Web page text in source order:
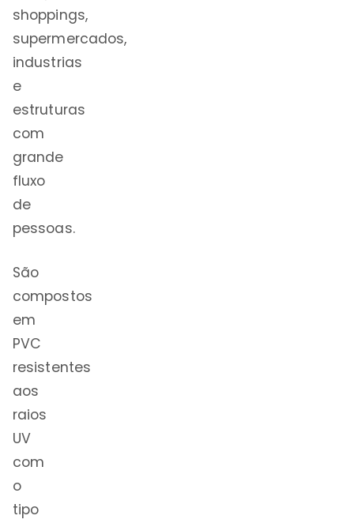
shoppings,
supermercados,
industrias
e
estruturas
com
grande
fluxo
de
pessoas.
São
compostos
em
PVC
resistentes
aos
raios
UV
com
o
tipo